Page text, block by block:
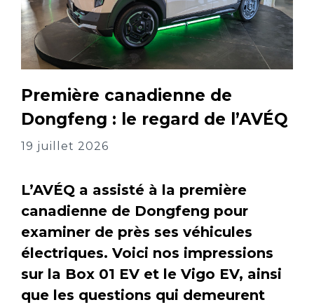
Première canadienne de
Dongfeng : le regard de l’AVÉQ
19 juillet 2026
L’AVÉQ a assisté à la première
canadienne de Dongfeng pour
examiner de près ses véhicules
électriques. Voici nos impressions
sur la Box 01 EV et le Vigo EV, ainsi
que les questions qui demeurent